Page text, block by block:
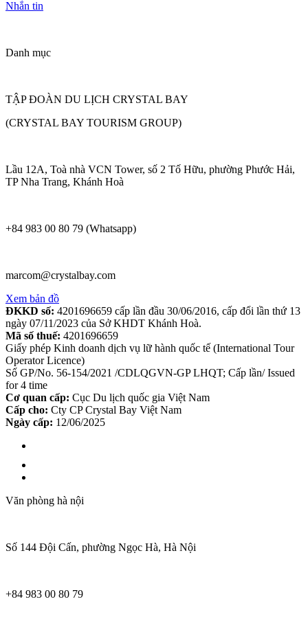
Nhắn tin
Danh mục
TẬP ĐOÀN DU LỊCH CRYSTAL BAY
(CRYSTAL BAY TOURISM GROUP)
Lầu 12A, Toà nhà VCN Tower, số 2 Tố Hữu, phường Phước Hải,
TP Nha Trang, Khánh Hoà
+84 983 00 80 79 (Whatsapp)
marcom@crystalbay.com
Xem bản đồ
ĐKKD số: 4201696659 cấp lần đầu 30/06/2016, cấp đổi lần thứ 13
ngày 07/11/2023 của Sở KHDT Khánh Hoà.
Mã số thuế: 4201696659
Giấy phép Kinh doanh dịch vụ lữ hành quốc tế (International Tour
Operator Licence)
Số GP/No. 56-154/2021 /CDLQGVN-GP LHQT; Cấp lần/ Issued
for 4 time
Cơ quan cấp: Cục Du lịch quốc gia Việt Nam
Cấp cho: Cty CP Crystal Bay Việt Nam
Ngày cấp: 12/06/2025
Văn phòng hà nội
Số 144 Đội Cấn, phường Ngọc Hà, Hà Nội
+84 983 00 80 79